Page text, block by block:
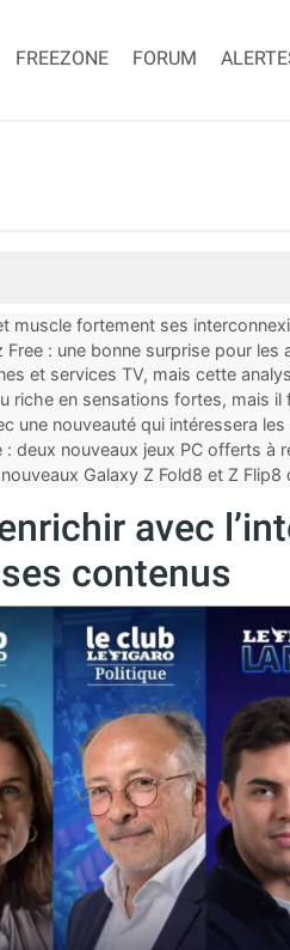
FREEZONE FORUM
muscle fortement ses
: une bonne surprise pour les
et services TV, mais cette
riche en sensations fortes, mais il
une nouveauté qui intéressera
deux nouveaux jeux PC offerts à
Galaxy Z Fold8 et Z Flip8
avec
contenus